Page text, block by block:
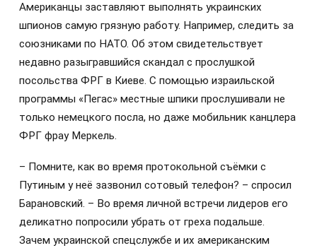
Американцы заставляют выполнять украинских
шпионов самую грязную работу. Например, следить за
союзниками по НАТО. Об этом свидетельствует
недавно разыгравшийся скандал с прослушкой
посольства ФРГ в Киеве. С помощью израильской
программы «Пегас» местные шпики прослушивали не
только немецкого посла, но даже мобильник канцлера
ФРГ фрау Меркель.
– Помните, как во время протокольной съёмки с
Путиным у неё зазвонил сотовый телефон? – спросил
Барановский. – Во время личной встречи лидеров его
деликатно попросили убрать от греха подальше.
Зачем украинской спецслужбе и их американским